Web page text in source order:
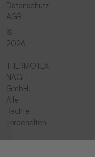
Datenschutz
AGB
©
2026
-
THERMOTEX
NAGEL
GmbH.
Alle
Rechte
vorbehalten